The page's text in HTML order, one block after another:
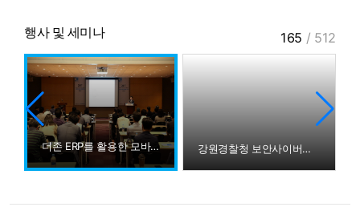
행사 및 세미나
더존 ERP를 활용한 모바일 스마트워크 세미나 강원경찰청 보안사이버과 더존ICT그룹 방문
165 / 512